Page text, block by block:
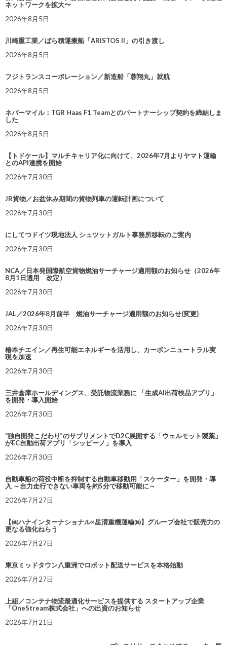
ネットワークを拡大〜
2026年8月5日
川崎重工業／ばら積運搬船「ARISTOS II」の引き渡し
2026年8月5日
フジトランスコーポレーション／新造船「蓉翔丸」就航
2026年8月5日
ネバーマイル：TGR Haas F1 Teamとのパートナーシップ契約を締結しま
した
2026年8月5日
【トドケール】マルチキャリア化に向けて、2026年7月よりヤマト運輸
とのAPI連携を開始
2026年7月30日
JR貨物／お盆休み期間の貨物列車の運転計画について
2026年7月30日
にしてつドイツ現地法人 シュツットガルト事務所移転のご案内
2026年7月30日
NCA／日本発国際航空貨物燃油サーチャージ適用額のお知らせ（2026年
8月1日適用 改定）
2026年7月30日
JAL／2026年8月前半 燃油サーチャージ適用額のお知らせ(変更)
2026年7月30日
椿本チエイン／再生可能エネルギーを活用し、カーボンニュートラル実
現を加速
2026年7月30日
三井倉庫ホールディングス、受託物流業務に 「生成AI出荷検品アプリ」
を開発・導入開始
2026年7月30日
“独自開発こだわり”のサプリメントでD2C展開する「ウェルモット製薬」
がEC自動出荷アプリ「シッピーノ」を導入
2026年7月30日
自動車船の荷役中断を抑制する自動車移動用「スケーター」を開発・導
入 ～自力走行できない車両を約5分で移動可能に～
2026年7月27日
【㈱ハナインターナショナル×星清重機運輸㈱】グループ会社で販売力の
更なる強化ねらう
2026年7月27日
東京ミッドタウン八重洲でロボット配送サービスを本格始動
2026年7月27日
上組／コンテナ物流最適化サービスを提供する スタートアップ企業
「OneStream株式会社」への出資のお知らせ
2026年7月21日